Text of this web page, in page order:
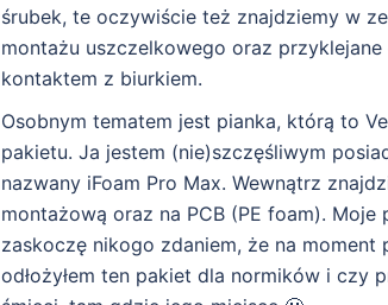
śrubek, te oczywiście też znajdziemy w
montażu uszczelkowego oraz
kontaktem z biurkiem.
Osobnym tematem jest pianka, którą to
pakietu. Ja jestem (nie)szczęśliwym
nazwany iFoam Pro Max. Wewnątrz
montażową oraz na PCB (PE foam).
zaskoczę nikogo zdaniem, że na
odłożyłem ten pakiet dla normików i czy